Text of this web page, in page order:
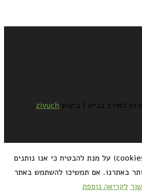
zivuch
אנו משתמשים בעוגיות (cookies) על מנת להבטיח כי אנו נותנים
באתרנו. אם תמשיכו להשתמש באתר
לקריאה נוספת